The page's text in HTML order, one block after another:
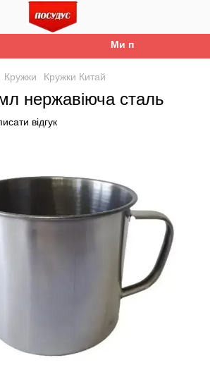
Ми працюємо. Все
Кружки Кружки Китай
нержавіюча сталь
відгук